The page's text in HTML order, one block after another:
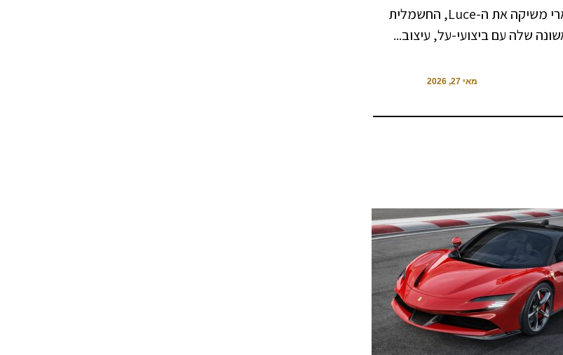
פרארי משיקה את ה-Luce, החשמלית
שלה עם ביצועי-על, עיצוב...
מאי 27, 2026